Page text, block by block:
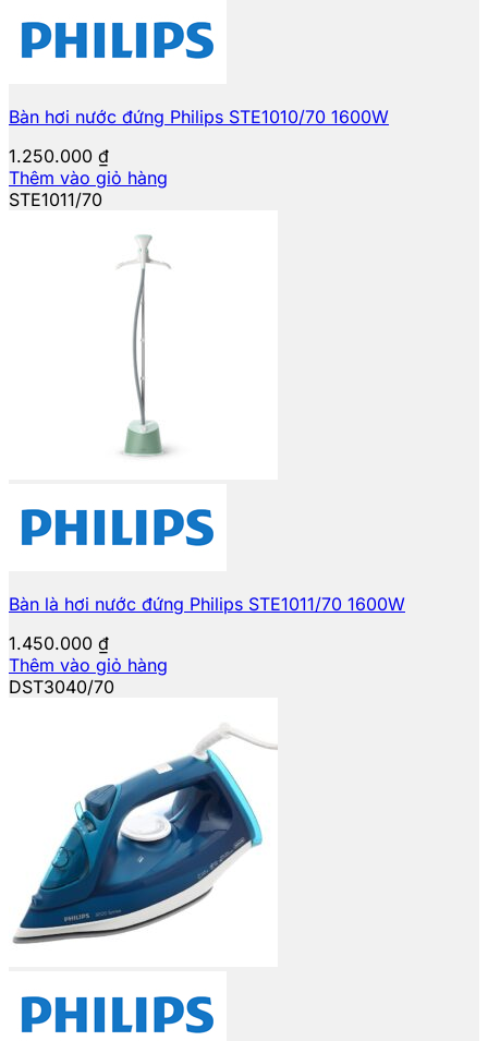
Bàn hơi nước đứng Philips STE1010/70 1600W
1.250.000 ₫
Thêm vào giỏ hàng
STE1011/70
Bàn là hơi nước đứng Philips STE1011/70 1600W
1.450.000 ₫
Thêm vào giỏ hàng
DST3040/70